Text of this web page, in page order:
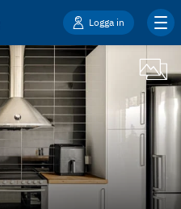
Logga in